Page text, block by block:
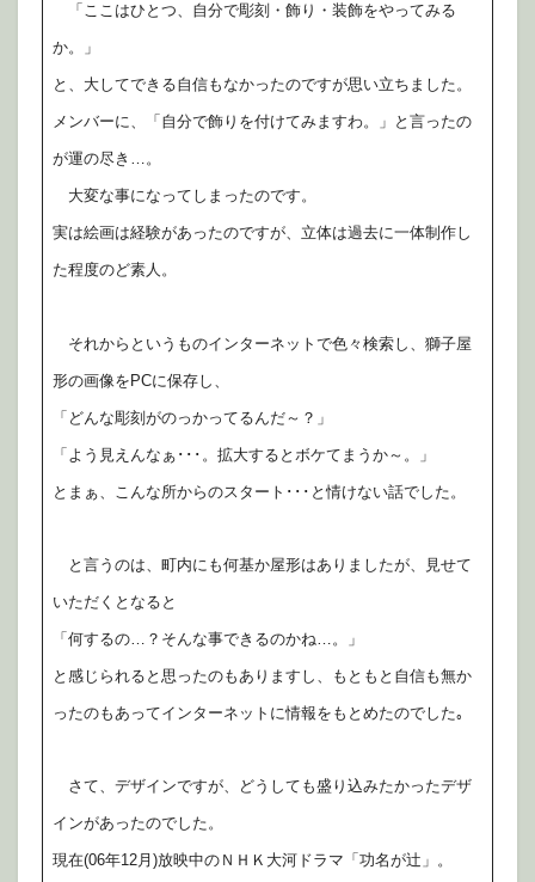
「ここはひとつ、自分で彫刻・飾り・装飾をやってみる
か。」
と、大してできる自信もなかったのですが思い立ちました。
メンバーに、「自分で飾りを付けてみますわ。」と言ったの
が運の尽き…。
大変な事になってしまったのです。
実は絵画は経験があったのですが、立体は過去に一体制作し
た程度のど素人。
それからというものインターネットで色々検索し、獅子屋
形の画像をPCに保存し、
「どんな彫刻がのっかってるんだ～？」
「よう見えんなぁ･･･。拡大するとボケてまうか～。」
とまぁ、こんな所からのスタート･･･と情けない話でした。
と言うのは、町内にも何基か屋形はありましたが、見せて
いただくとなると
「何するの…？そんな事できるのかね…。」
と感じられると思ったのもありますし、もともと自信も無か
ったのもあってインターネットに情報をもとめたのでした｡
さて、デザインですが、どうしても盛り込みたかったデザ
インがあったのでした。
現在(06年12月)放映中のＮＨＫ大河ドラマ「功名が辻」。